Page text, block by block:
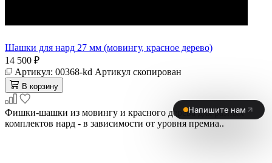
Шашки для нард 27 мм (мовингу, красное дерево)
14 500 ₽
Артикул: 00368-kd Артикул скопирован
В корзину
Фишки-шашки из мовингу и красного дерева для разных
комплектов нард - в зависимости от уровня премиа..